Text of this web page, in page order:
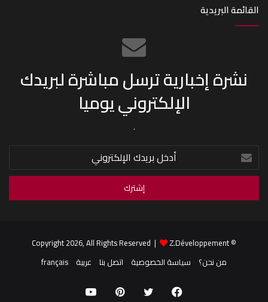
القائمة البريدية
نشرة إخبارية ترسل مباشرة لبريدك
الإلكتروني يوميا
.
أدخل
بريدك
الإلكتروني
© Copyright 2026, All Rights Reserved |
Z.Développement
من نحن؟
سياسة الخصوصية اتصل بنا عربية français
فيسبوكتويتر بينتيريستيوتيوب